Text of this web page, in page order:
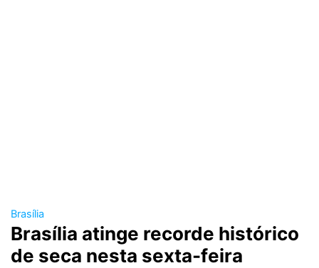
Brasília
Brasília atinge recorde histórico
de seca nesta sexta-feira